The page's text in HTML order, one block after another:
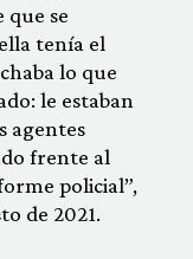
que se
tenía el
lo que
le estaban
agentes
frente al
policial”,
de 2021.